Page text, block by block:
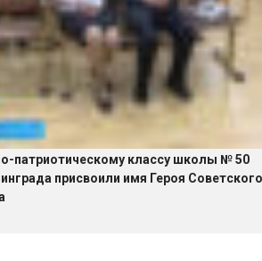
патриотическому классу школы № 50
присвоили имя Героя Советского